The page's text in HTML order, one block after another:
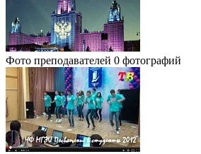
Фото преподавателей 0 фотографий